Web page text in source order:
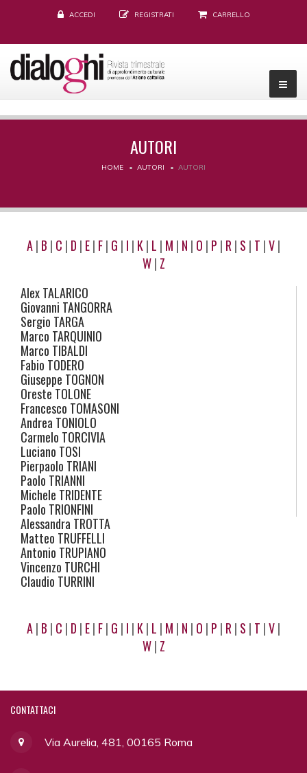
ACCEDI REGISTRATI CARRELLO
AUTORI
HOME AUTORI AUTORI
A| B | C | D | E| F| G | I | K | L | M | N | O | P | R | S | T |V|
W | Z
AlexTALARICO
Giovanni TANGORRA
Sergio TARGA
Marco TARQUINIO
Marco TIBALDI
Fabio TODERO
Giuseppe TOGNON
Oreste TOLONE
Francesco TOMASONI
Andrea TONIOLO
Carmelo TORCIVIA
Luciano TOSI
Pierpaolo TRIANI
Paolo TRIANNI
Michele TRIDENTE
Paolo TRIONFINI
Alessandra TROTTA
Matteo TRUFFELLI
Antonio TRUPIANO
Vincenzo TURCHI
Claudio TURRINI
A| B | C | D | E| F| G | I | K | L | M | N | O | P | R | S | T |V|
W | Z
CONTATTACI
Via Aurelia, 481, 00165 Roma